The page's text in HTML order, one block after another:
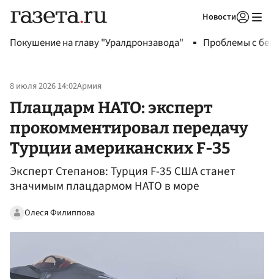
Новости
Покушение на главу "Уралдронзавода" Проблемы с
8 июля 2026 14:02Армия
Плацдарм НАТО: эксперт
прокомментировал передачу
Турции американских F-35
Эксперт Степанов: Турция F-35 США станет
значимым плацдармом НАТО в море
Олеся Филиппова